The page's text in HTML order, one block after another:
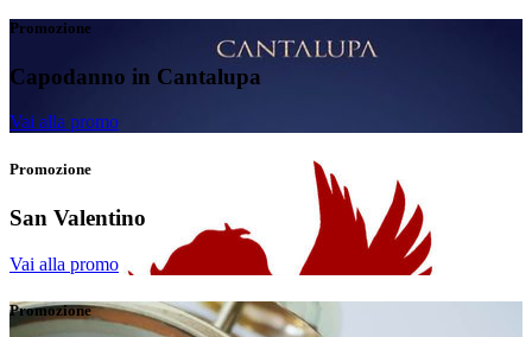
Promozione
Capodanno in Cantalupa
Vai alla promo
Promozione
San Valentino
Vai alla promo
Promozione